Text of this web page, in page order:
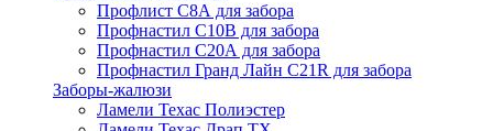
Профлист С8А для забора
Профнастил С10В для забора
Профнастил С20А для забора
Профнастил Гранд Лайн С21R для забора
Заборы-жалюзи
Ламели Техас Полиэстер